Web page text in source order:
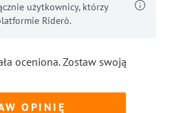
użytkownicy, którzy
Riderò.
oceniona. Zostaw swoją
OPINIĘ